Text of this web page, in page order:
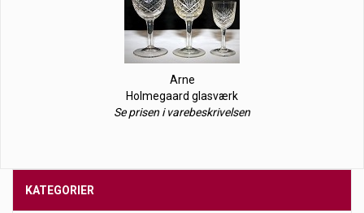
Arne
Holmegaard glasværk
Se prisen i varebeskrivelsen
KATEGORIER